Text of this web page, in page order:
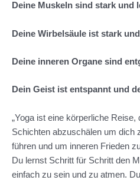
Deine Muskeln sind stark und
Deine Wirbelsäule ist stark
Deine inneren Organe sind
Dein Geist ist entspannt und
„Yoga ist eine körperliche Reise,
Schichten abzuschälen um dich
führen und um inneren Frieden
Du lernst Schritt für Schritt den
einfach zu sein und zu atmen.